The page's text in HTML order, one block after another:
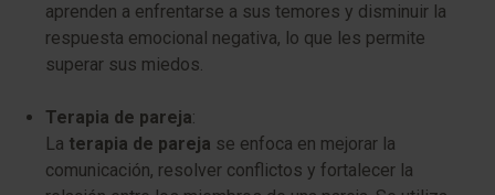
aprenden a enfrentarse a sus temores y disminuir la
respuesta emocional negativa, lo que les permite
superar sus miedos.
Terapia de pareja:
La terapia de pareja se enfoca en mejorar la
comunicación, resolver conflictos y fortalecer la